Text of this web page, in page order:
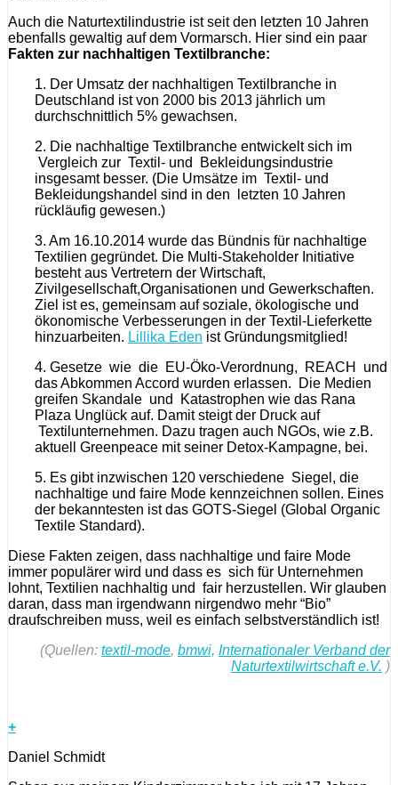
Auch die Naturtextilindustrie ist seit den letzten 10 Jahren
ebenfalls gewaltig auf dem Vormarsch. Hier sind ein paar
Fakten zur nachhaltigen Textilbranche:
1. Der Umsatz der nachhaltigen Textilbranche in
Deutschland ist von 2000 bis 2013 jährlich um
durchschnittlich 5% gewachsen.
2. Die nachhaltige Textilbranche entwickelt sich im
Vergleich zur Textil‐ und Bekleidungsindustrie
insgesamt besser. (Die Umsätze im Textil- und
Bekleidungshandel sind in den letzten 10 Jahren
rückläufig gewesen.)
3. Am 16.10.2014 wurde das Bündnis für nachhaltige
Textilien gegründet. Die Multi-Stakeholder Initiative
besteht aus Vertretern der Wirtschaft,
Zivilgesellschaft,Organisationen und Gewerkschaften.
Ziel ist es, gemeinsam auf soziale, ökologische und
ökonomische Verbesserungen in der Textil-Lieferkette
hinzuarbeiten. Lillika Eden ist Gründungsmitglied!
4. Gesetze wie die EU­‐Öko-Verordnung, REACH und
das Abkommen Accord wurden erlassen. Die Medien
greifen Skandale und Katastrophen wie das Rana
Plaza Unglück auf. Damit steigt der Druck auf
Textilunternehmen. Dazu tragen auch NGOs, wie z.B.
aktuell Greenpeace mit seiner Detox-Kampagne, bei.
5. Es gibt inzwischen 120 verschiedene Siegel, die
nachhaltige und faire Mode kennzeichnen sollen. Eines
der bekanntesten ist das GOTS-Siegel (Global Organic
Textile Standard).
Diese Fakten zeigen, dass nachhaltige und faire Mode
immer populärer wird und dass es sich für Unternehmen
lohnt, Textilien nachhaltig und fair herzustellen. Wir glauben
daran, dass man irgendwann nirgendwo mehr “Bio”
draufschreiben muss, weil es einfach selbstverständlich ist!
(Quellen: textil-mode, bmwi, Internationaler Verband der
Naturtextilwirtschaft e.V. )
+
Daniel Schmidt